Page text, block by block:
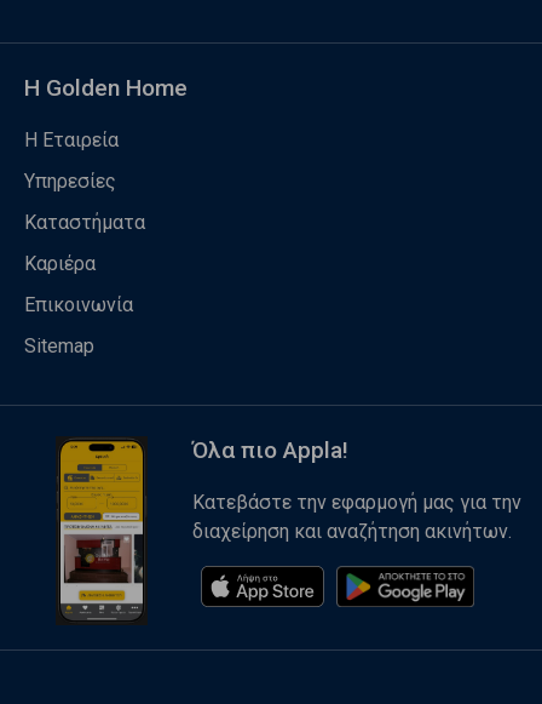
Η Golden Home
Η Εταιρεία
Υπηρεσίες
Καταστήματα
Καριέρα
Επικοινωνία
Sitemap
Όλα πιο Appla!
Κατεβάστε την εφαρμογή μας για την
διαχείρηση και αναζήτηση ακινήτων.